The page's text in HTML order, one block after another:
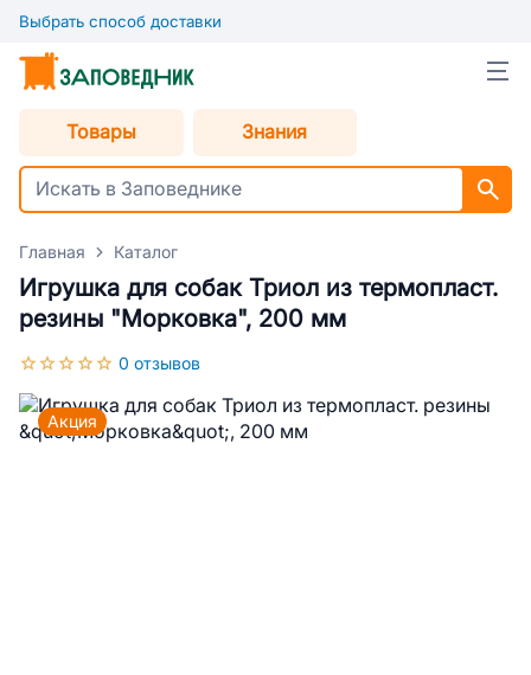
Выбрать способ доставки
Товары Знания
Главная Каталог
Игрушка для собак Триол из термопласт.
резины "Морковка", 200 мм
0 отзывов
Акция